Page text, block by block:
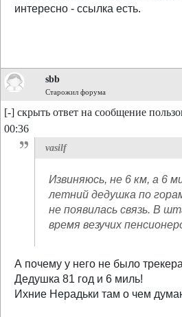
интересно - ссылка есть.
sbb
Старожил форума
[-] скрыть ответ на сообщение
00:36
vasilf
Извиняюсь, не 6 км, а 6
летний дедушка по
не появилась связь. В
время везучих
А почему у него не было
Дедушка 81 год и 6 миль!
Ихние Нерадьки там о чем